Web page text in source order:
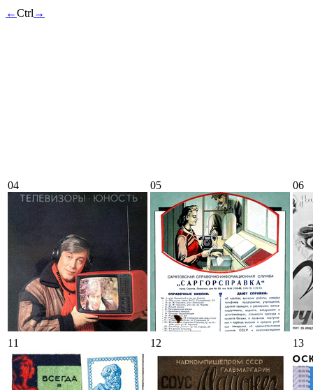
←Ctrl →
04 05 06
11 12 13